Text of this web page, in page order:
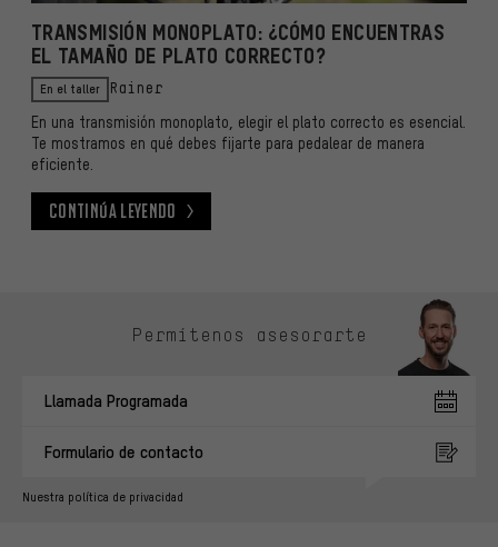
TRANSMISIÓN MONOPLATO: ¿CÓMO ENCUENTRAS
EL TAMAÑO DE PLATO CORRECTO?
En el taller Rainer
En una transmisión monoplato, elegir el plato correcto es esencial.
Te mostramos en qué debes fijarte para pedalear de manera
eficiente.
Continúa leyendo
Permítenos asesorarte
Llamada Programada
Formulario de contacto
Nuestra política de privacidad